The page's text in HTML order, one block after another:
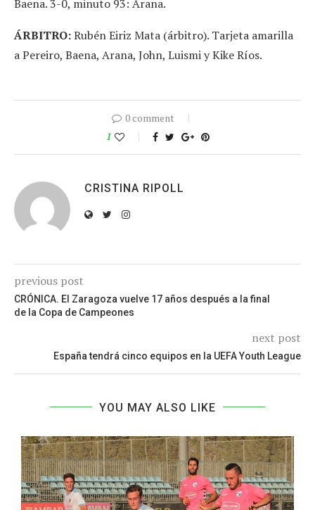
Baena. 3-0, minuto 93: Arana.
ÁRBITRO:Rubén Eiriz Mata (árbitro). Tarjeta amarilla
a Pereiro, Baena, Arana, John, Luismi y Kike Ríos.
0 comment
1
CRISTINA RIPOLL
previous post
CRÓNICA. El Zaragoza vuelve 17 años después a la final
de la Copa de Campeones
next post
España tendrá cinco equipos en la UEFA Youth League
YOU MAY ALSO LIKE